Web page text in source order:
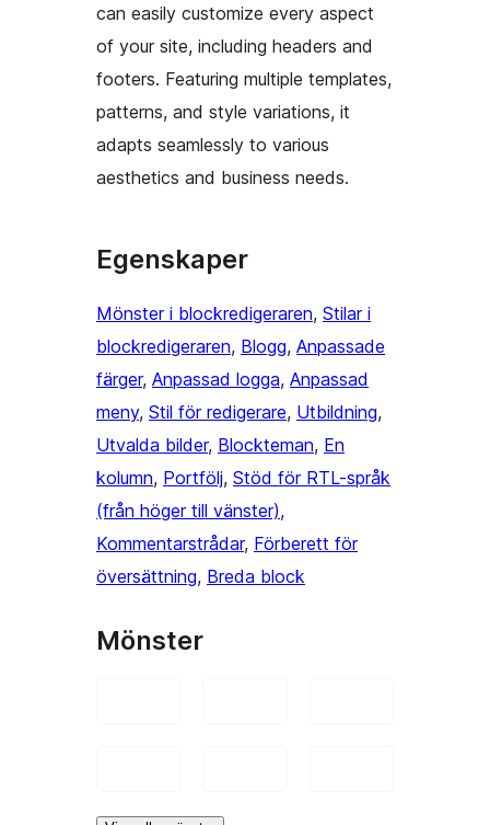
can easily customize every aspect
of your site, including headers and
footers. Featuring multiple templates,
patterns, and style variations, it
adapts seamlessly to various
aesthetics and business needs.
Egenskaper
Mönster i blockredigeraren, Stilar i
blockredigeraren, Blogg, Anpassade
färger, Anpassad logga, Anpassad
meny, Stil för redigerare, Utbildning
Utvalda bilder, Blockteman, En
kolumn, Portfölj, Stöd för RTL-språk
(från höger till vänster)
Kommentarstrådar, Förberett för
översättning, Breda block
Mönster